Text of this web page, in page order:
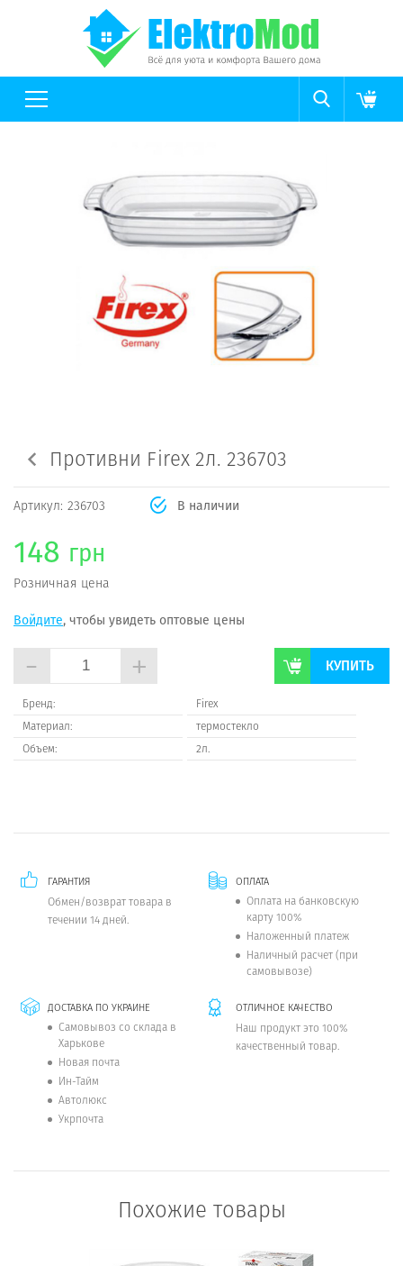
Противни Firex 2л. 236703
Артикул: 236703 В наличии
148 грн
Розничная цена
Войдите, чтобы увидеть оптовые цены
- + КУПИТЬ
Бренд:
Firex
Материал:
термостекло
Объем:
2л.
ГАРАНТИЯ
Обмен/возврат товара в
течении 14 дней.
ОПЛАТА
Оплата на банковскую
карту 100%
Наложенный платеж
Наличный расчет (при
самовывозе)
ДОСТАВКА ПО УКРАИНЕ
Самовывоз со склада в
Харькове
Новая почта
Ин-Тайм
Автолюкс
Укрпочта
ОТЛИЧНОЕ КАЧЕСТВО
Наш продукт это 100%
качественный товар.
Похожие товары